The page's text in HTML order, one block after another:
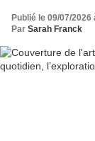
Publié le 09/07/2026
Par Sarah Franck